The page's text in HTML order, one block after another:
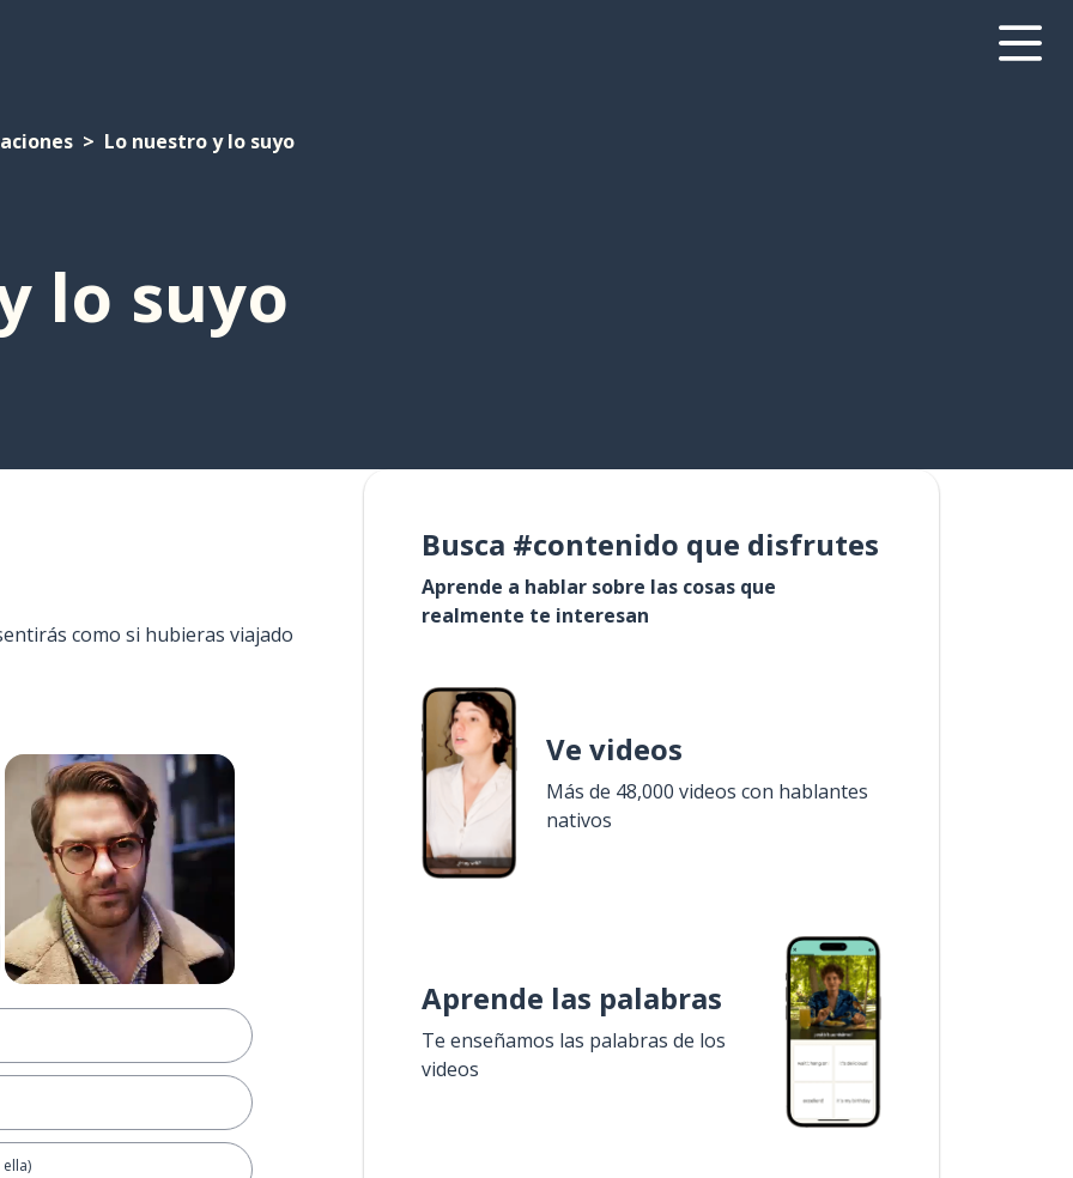
Lo nuestro y lo suyo
lo suyo
como si hubieras viajado
Busca #contenido que disfrutes
Aprende a hablar sobre las cosas que
realmente te interesan
Ve videos
Más de 48,000 videos con hablantes
nativos
Aprende las palabras
Te enseñamos las palabras de los
videos